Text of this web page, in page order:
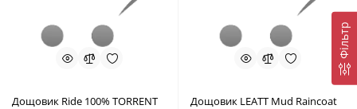
Фільтр
Дощовик Ride 100% TORRENT
Дощовик LEATT Mud Raincoat